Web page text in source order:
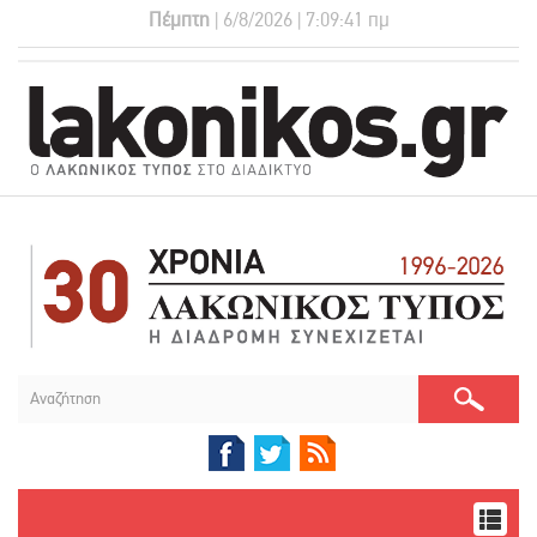
Πέμπτη | 6/8/2026 | 7:09:42 πμ